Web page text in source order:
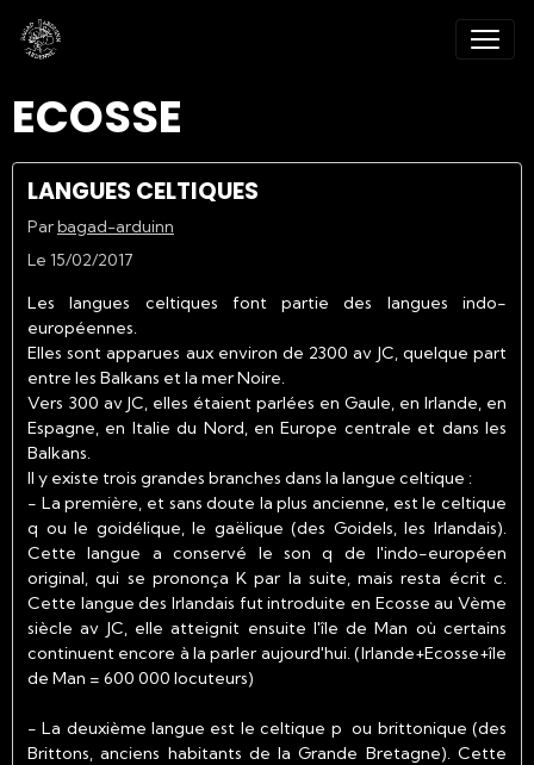
ECOSSE
LANGUES CELTIQUES
Parbagad-arduinn
Le 15/02/2017
Les langues celtiques font partie des langues indo-
européennes.
Elles sont apparues aux environ de 2300 av JC, quelque part
entre les Balkans et la mer Noire.
Vers 300 av JC, elles étaient parlées en Gaule, en Irlande, en
Espagne, en Italie du Nord, en Europe centrale et dans les
Balkans.
Il y existe trois grandes branches dans la langue celtique :
- Lapremière, et sans doute la plus ancienne, est le celtique
q ou le goidélique, le gaëlique (des Goidels, les Irlandais).
Cette langue a conservé le son q de l'indo-européen
original, qui se prononça K par la suite, mais resta écrit c.
Cette langue des Irlandais fut introduite en Ecosse au Vème
siècle av JC, elle atteignit ensuite l'île de Man où certains
continuent encore à la parler aujourd'hui. (Irlande+Ecosse+île
de Man = 600 000 locuteurs)
- La deuxième langue est le celtique p ou brittonique (des
Brittons, anciens habitants de la Grande Bretagne). Cette